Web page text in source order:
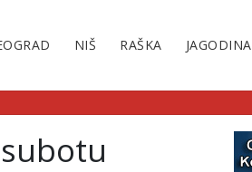
NIŠ RAŠKA JAGODINA